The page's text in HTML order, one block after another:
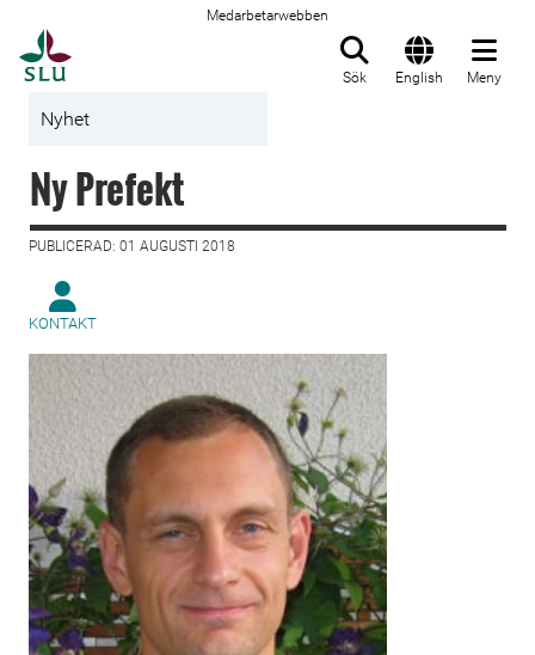
Medarbetarwebben
Sök English Meny
Nyhet
Ny Prefekt
PUBLICERAD: 01 AUGUSTI 2018
KONTAKT